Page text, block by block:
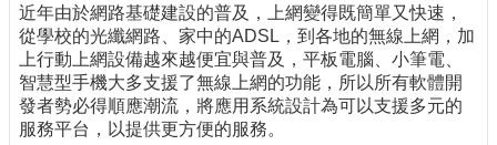
閱/
取
消
網
站
導
近年由於網路基礎建設的普及，上網變得既簡單又快速，
從學校的光纖網路、家中的ADSL，到各地的無線上網，加
上行動上網設備越來越便宜與普及，平板電腦、小筆電、
智慧型手機大多支援了無線上網的功能，所以所有軟體開
發者勢必得順應潮流，將應用系統設計為可以支援多元的
服務平台，以提供更方便的服務。